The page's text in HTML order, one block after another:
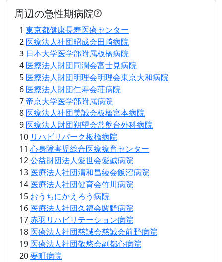
周辺の急性期病院
1 東京都健康長寿医療センター
2 医療法人社団昭成会田﨑病院
3 日本大学医学部附属板橋病院
4 医療法人財団同潤会富士見病院
5 医療法人財団明理会明理会東京大和病院
6 医療法人財団仁寿会荘病院
7帝京大学医学部附属病院
8 医療法人社団美誠会板橋宮本病院
9 医療法人財団朔望会常盤台外科病院
10 リハビリパーク板橋病院
11 心身障害児総合医療療育センター
12公益財団法人愛世会愛誠病院
13 医療法人社団清和昌綾会飯沼病院
14 医療法人社団健育会竹川病院
15 おうちにかえろう病院
16 医療法人社団久福会関野病院
17赤羽リハビリテーション病院
18 医療法人社団慈誠会慈誠会前野病院
19 医療法人社団敬悠会副都心病院
20要町病院